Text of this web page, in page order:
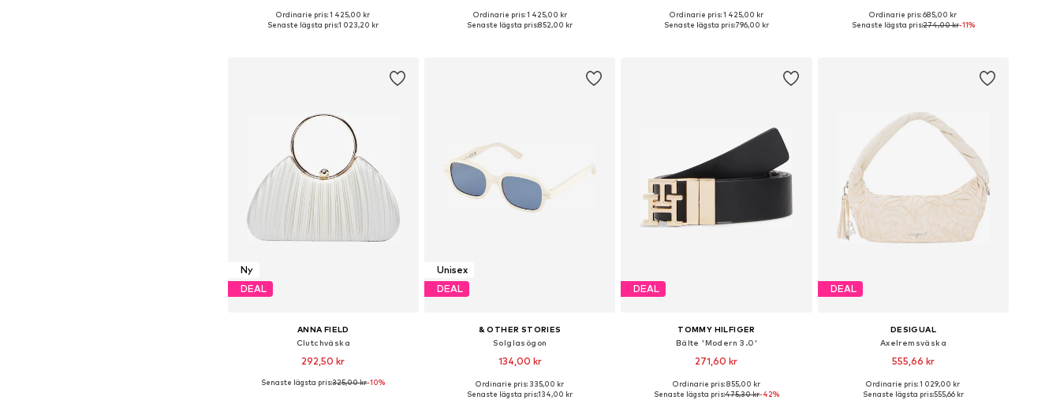
Tillgängliga storlekar: One Size
Ordinarie pris: 1 425,00 kr
Senaste lägsta pris:1 023,20 kr
Tillgängliga storlekar: One Size
Ordinarie pris: 1 425,00 kr
Senaste lägsta pris:852,00 kr
Tillgängliga storlekar: One Size
Ordinarie pris: 1 425,00 kr
Senaste lägsta pris:796,00 kr
Tillgängliga storlekar: One Size
Ordinarie pris: 685,00 kr
Senaste lägsta pris:274,00 kr-11%
Ny
DEAL
ANNA FIELD
Clutchväska
292,50 kr
Tillgängliga storlekar: One Size
Senaste lägsta pris:325,00 kr-10%
Unisex
DEAL
& OTHER STORIES
Solglasögon
134,00 kr
Tillgängliga storlekar: One Size
Ordinarie pris: 335,00 kr
Senaste lägsta pris:134,00 kr
DEAL
TOMMY HILFIGER
Bälte 'Modern 3.0'
271,60 kr
Tillgängliga storlekar: 70, 80, 85, 90, 95
Ordinarie pris: 855,00 kr
Senaste lägsta pris:475,30 kr-42%
DEAL
DESIGUAL
Axelremsväska
555,66 kr
Tillgängliga storlekar: One Size
Ordinarie pris: 1 029,00 kr
Senaste lägsta pris:555,66 kr